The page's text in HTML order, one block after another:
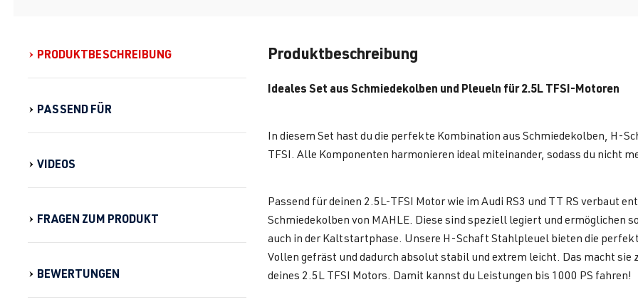
PRODUKTBESCHREIBUNG
PASSEND FÜR
VIDEOS
FRAGEN ZUM PRODUKT
BEWERTUNGEN
Produktbeschreibung
Ideales Set aus Schmiedekolben und Pleueln für 2.5L TFSI-Motoren
In diesem Set hast du die perfekte Kombination aus Schmiedekolben, H-
TFSI. Alle Komponenten harmonieren ideal miteinander, sodass du nicht
Passend für deinen 2.5L-TFSI Motor wie im Audi RS3 und TT RS verbaut
Schmiedekolben von MAHLE. Diese sind speziell legiert und ermöglichen
auch in der Kaltstartphase. Unsere H-Schaft Stahlpleuel bieten die
Vollen gefräst und dadurch absolut stabil und extrem leicht. Das macht
deines 2.5L TFSI Motors. Damit kannst du Leistungen bis 1000 PS fahren!